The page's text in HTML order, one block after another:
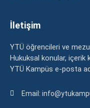
İletişim
YTÜ öğrencileri ve
Hukuksal konular, içerik
YTÜ Kampüs e-posta
Email: